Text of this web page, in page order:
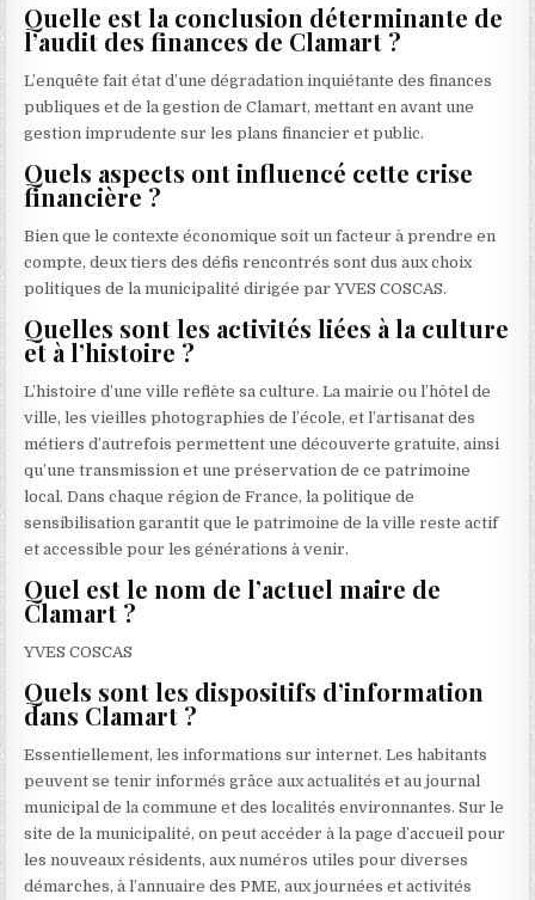
Quelle est la conclusion déterminante de
l’audit des finances de Clamart ?
L’enquête fait état d’une dégradation inquiétante des finances
publiques et de la gestion de Clamart, mettant en avant une
gestion imprudente sur les plans financier et public.
Quels aspects ont influencé cette crise
financière ?
Bien que le contexte économique soit un facteur à prendre en
compte, deux tiers des défis rencontrés sont dus aux choix
politiques de la municipalité dirigée par YVES COSCAS.
Quelles sont les activités liées à la culture
et à l’histoire ?
L’histoire d’une ville reflète sa culture. La mairie ou l’hôtel de
ville, les vieilles photographies de l’école, et l’artisanat des
métiers d’autrefois permettent une découverte gratuite, ainsi
qu’une transmission et une préservation de ce patrimoine
local. Dans chaque région de France, la politique de
sensibilisation garantit que le patrimoine de la ville reste actif
et accessible pour les générations à venir.
Quel est le nom de l’actuel maire de
Clamart ?
YVES COSCAS
Quels sont les dispositifs d’information
dans Clamart ?
Essentiellement, les informations sur internet. Les habitants
peuvent se tenir informés grâce aux actualités et au journal
municipal de la commune et des localités environnantes. Sur le
site de la municipalité, on peut accéder à la page d’accueil pour
les nouveaux résidents, aux numéros utiles pour diverses
démarches, à l’annuaire des PME, aux journées et activités